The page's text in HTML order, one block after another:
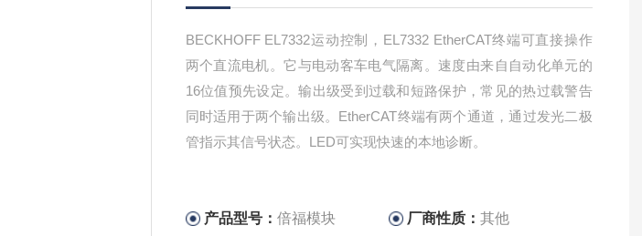
BECKHOFF EL7332运动控制，EL7332 EtherCAT终端可直接操作
两个直流电机。它与电动客车电气隔离。速度由来自自动化单元的
16位值预先设定。输出级受到过载和短路保护，常见的热过载警告
同时适用于两个输出级。EtherCAT终端有两个通道，通过发光二极
管指示其信号状态。LED可实现快速的本地诊断。
产品型号： 倍福模块 厂商性质：其他